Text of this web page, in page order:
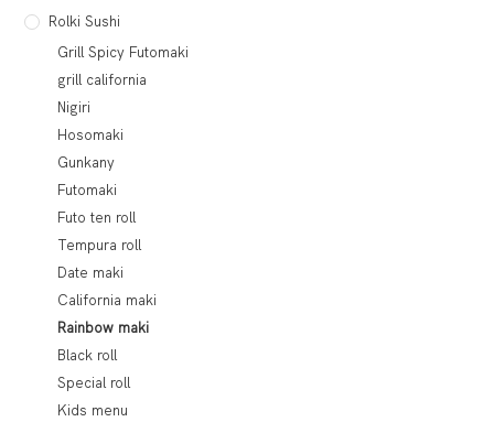
Rolki Sushi
Grill Spicy Futomaki
grill california
Nigiri
Hosomaki
Gunkany
Futomaki
Futo ten roll
Tempura roll
Date maki
California maki
Rainbow maki
Black roll
Special roll
Kids menu